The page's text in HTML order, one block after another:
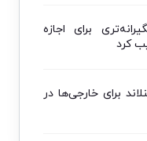
برای اجازه
کرد
برای خارجی‌ها در